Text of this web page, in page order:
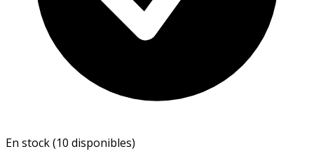
En stock (10 disponibles)